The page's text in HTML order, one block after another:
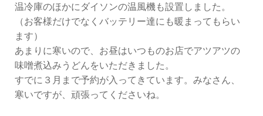
温冷庫のほかにダイソンの温風機も設置しました。
（お客様だけでなくバッテリー達にも暖まってもらい
ます）
あまりに寒いので、お昼はいつものお店でアツアツの
味噌煮込みうどんをいただきました。
すでに３月まで予約が入ってきています。みなさん、
寒いですが、頑張ってくださいね。